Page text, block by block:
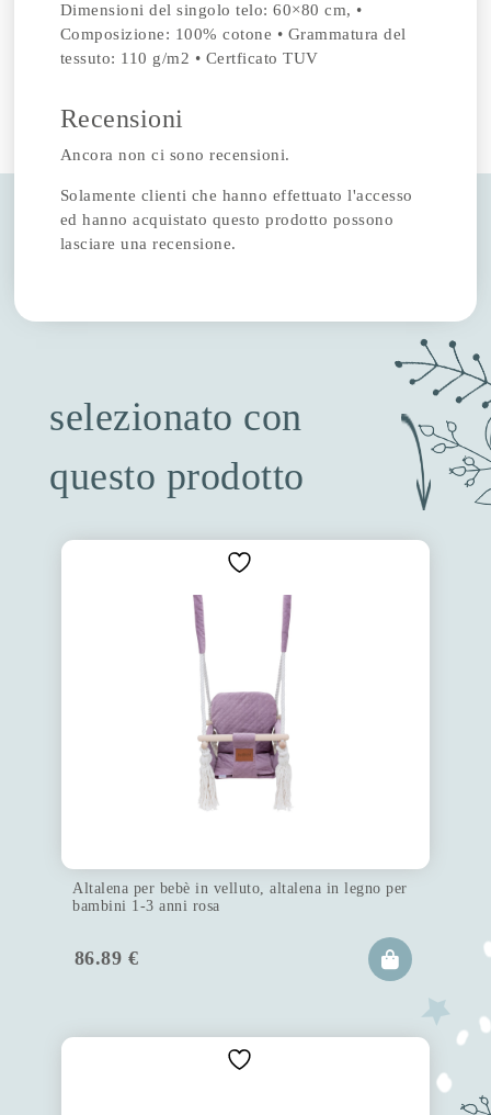
Dimensioni del singolo telo: 60×80 cm, •
Composizione: 100% cotone • Grammatura del
tessuto: 110 g/m2 • Certficato TUV
Recensioni
Ancora non ci sono recensioni.
Solamente clienti che hanno effettuato l'accesso
ed hanno acquistato questo prodotto possono
lasciare una recensione.
selezionato con
questo prodotto
Altalena per bebè in velluto, altalena in legno per
bambini 1-3 anni rosa
86.89 €